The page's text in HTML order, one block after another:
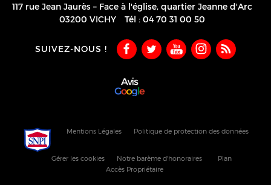
117 rue Jean Jaurès – Face à l'église, quartier Jeanne d'Arc
03200 VICHY Tél :04 70 31 00 50
SUIVEZ-NOUS !
Mentions Légales Politique de protection des données
Gérer les cookies Notre barème d'honoraires
Plan
Accès Propriétaire